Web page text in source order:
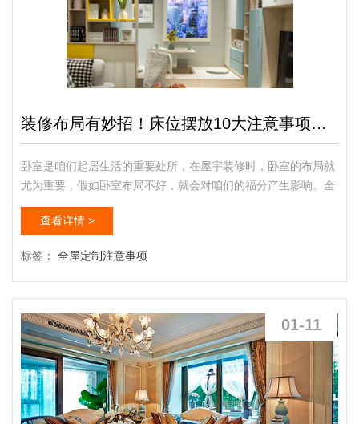
装修布局有妙招！床位摆放10大注意事项须知
卧室是咱们起居生活的重要处所，在屋宇装修时，卧室的布局就
尤为重要，假如卧室布局不好，就会对咱们的福分产生影响。全
屋定制那个品牌好一项家居设计及定制、安装等服务为一体的家
居定制解决方案，全屋定制是家居企业在大规模生产的基础上，
床位的摆放也特别重要，若摆放不当，则会影响咱们的睡眠品
质。究竟卧室装修及床位摆放有哪些留神事项呢，一起来看看
吧！卧室布局...
查看详情 >
标签： 全屋定制注意事项
01-11